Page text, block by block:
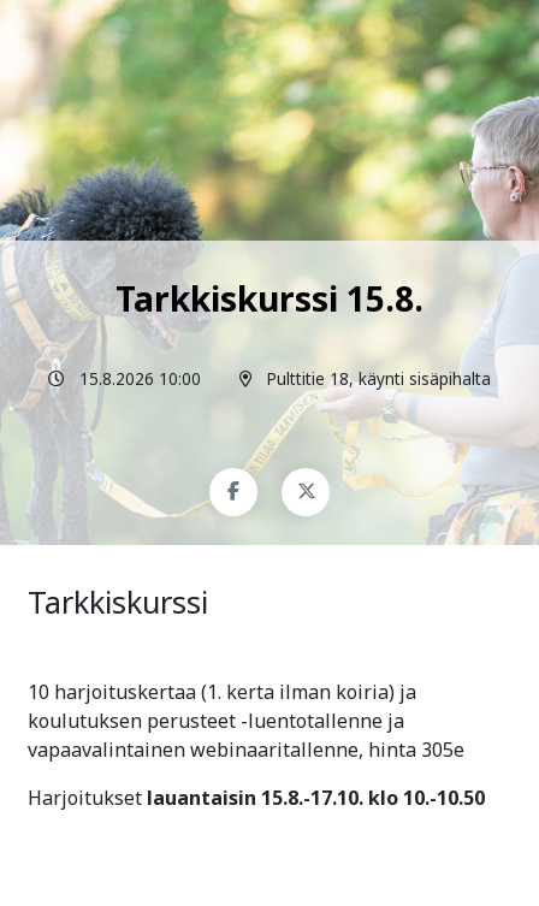
Tarkkiskurssi 15.8.
15.8.2026 10:00 Pulttitie 18, käynti sisäpihalta
Tarkkiskurssi
10 harjoituskertaa (1. kerta ilman koiria) ja
koulutuksen perusteet -luentotallenne ja
vapaavalintainen webinaaritallenne, hinta 305e
Harjoitukset lauantaisin 15.8.-17.10. klo 10.-10.50